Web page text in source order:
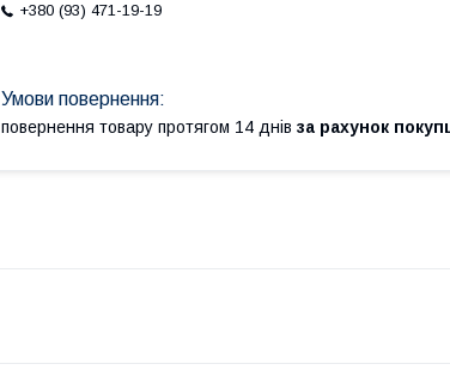
+380 (93) 471-19-19
повернення товару протягом 14 днів за рахунок